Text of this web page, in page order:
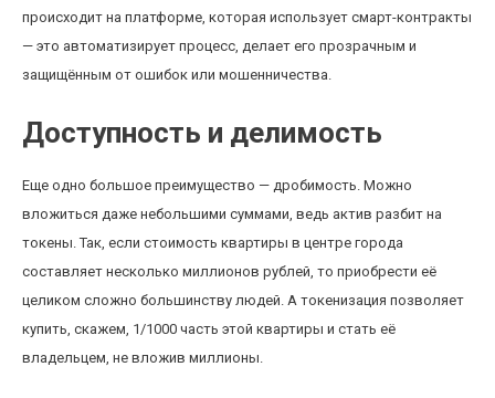
происходит на платформе, которая использует смарт-контракты
— это автоматизирует процесс, делает его прозрачным и
защищённым от ошибок или мошенничества.
Доступность и делимость
Еще одно большое преимущество — дробимость. Можно
вложиться даже небольшими суммами, ведь актив разбит на
токены. Так, если стоимость квартиры в центре города
составляет несколько миллионов рублей, то приобрести её
целиком сложно большинству людей. А токенизация позволяет
купить, скажем, 1/1000 часть этой квартиры и стать её
владельцем, не вложив миллионы.